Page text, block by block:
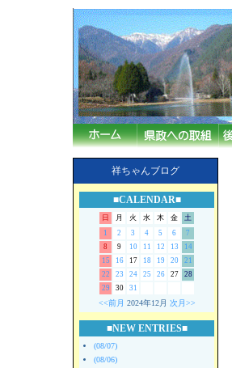
祥ちゃんブログ
■CALENDAR■
日 月 火 水 木 金
土
1
2 3 4 5 6
7
8
9 10 11 12 13
14
15
16 17 18 19 20
21
22
23 24 25 26 27
28
29
30 31
<<前月 2024年12月 次月>>
■NEW ENTRIES■
(08/07)
(08/06)